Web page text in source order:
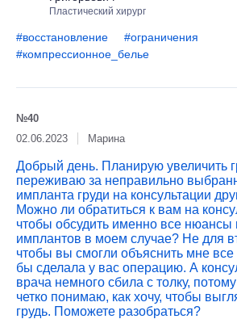
Пластический хирург
#восстановление
#ограничения
#компрессионное_белье
№40
02.06.2023
Марина
Добрый день. Планирую увеличить
переживаю за неправильно
импланта груди на консультации
Можно ли обратиться к вам на
чтобы обсудить именно все нюансы
имплантов в моем случае? Не для
чтобы вы смогли объяснить мне все
бы сделала у вас операцию. А
врача немного сбила с толку,
четко понимаю, как хочу, чтобы
грудь. Поможете разобраться?